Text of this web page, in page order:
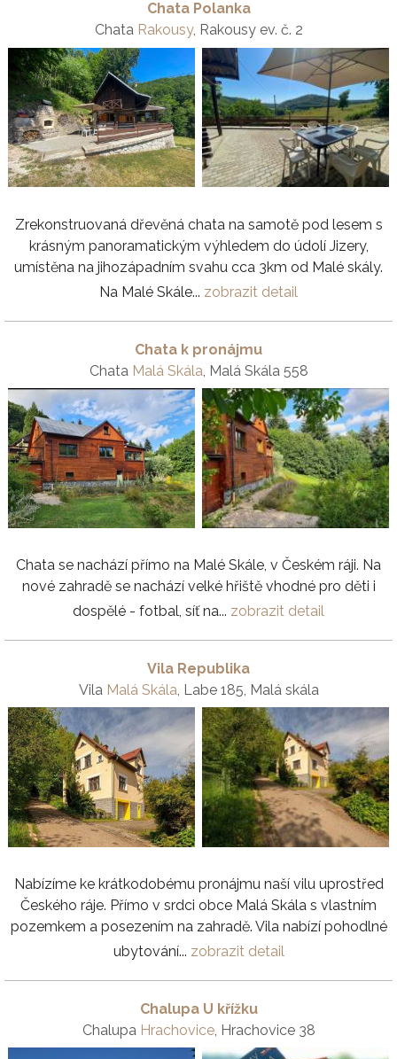
Chata Polanka
Chata Rakousy, Rakousy ev. č. 2
Zrekonstruovaná dřevěná chata na samotě pod lesem s
krásným panoramatickým výhledem do údolí Jizery,
umístěna na jihozápadním svahu cca 3km od Malé skály.
Na Malé Skále... zobrazit detail
Chata k pronájmu
Chata Malá Skála , Malá Skála 558
Chata se nachází přímo na Malé Skále, v Českém ráji. Na
nové zahradě se nachází velké hřiště vhodné pro děti i
dospělé - fotbal, síť na... zobrazit detail
Vila Republika
Vila Malá Skála , Labe 185, Malá skála
Nabízíme ke krátkodobému pronájmu naší vilu uprostřed
Českého ráje. Přímo v srdci obce Malá Skála s vlastním
pozemkem a posezením na zahradě. Vila nabízí pohodlné
ubytování... zobrazit detail
Chalupa U křížku
Chalupa Hrachovice, Hrachovice 38